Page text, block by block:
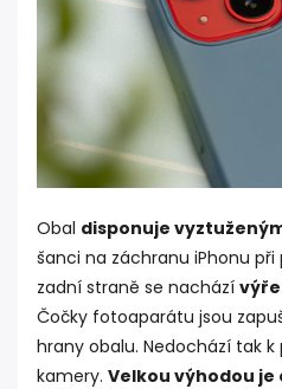
Obal disponuje
šanci na záchranu iPhonu
zadní straně se nachází
Čočky fotoaparátu jsou
hrany obalu. Nedochází tak k
kamery. Velkou výhodou